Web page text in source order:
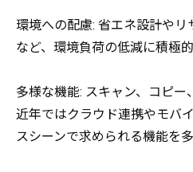
環境への配慮: 省エネ設計やリ
など、環境負荷の低減に積極
多様な機能: スキャン、コピー
近年ではクラウド連携やモバ
スシーンで求められる機能を